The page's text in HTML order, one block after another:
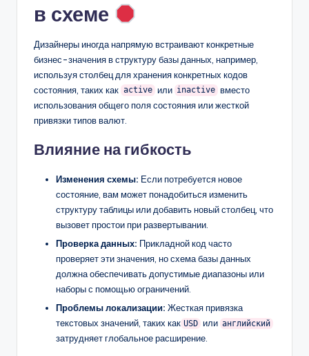
в схеме
Дизайнеры иногда напрямую встраивают конкретные
бизнес-значения в структуру базы данных, например,
используя столбец для хранения конкретных кодов
состояния, таких как active или inactive вместо
использования общего поля состояния или жесткой
привязки типов валют.
Влияние на гибкость
Изменения схемы: Если потребуется новое
состояние, вам может понадобиться изменить
структуру таблицы или добавить новый столбец, что
вызовет простои при развертывании.
Проверка данных: Прикладной код часто
проверяет эти значения, но схема базы данных
должна обеспечивать допустимые диапазоны или
наборы с помощью ограничений.
Проблемы локализации: Жесткая привязка
текстовых значений, таких как USD или английский
затрудняет глобальное расширение.